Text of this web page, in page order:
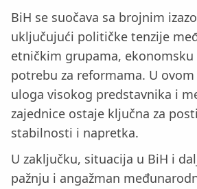
BiH se suočava sa brojnim
uključujući političke tenzije
etničkim grupama,
potrebu za reformama. U
uloga visokog predstavnika i
zajednice ostaje ključna za
stabilnosti i napretka.
U zaključku, situacija u BiH i
pažnju i angažman